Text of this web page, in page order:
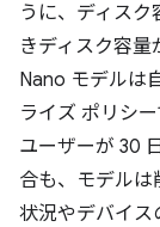
うに、ディス
きディスク容
Nano モデルは
ライズ ポリシ
ユーザーが 30
合も、モデルは
状況やデバイス